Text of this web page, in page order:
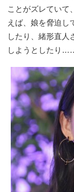
ことがズレていて
えば、娘を脅迫し
したり、緒形直人
しようとしたり